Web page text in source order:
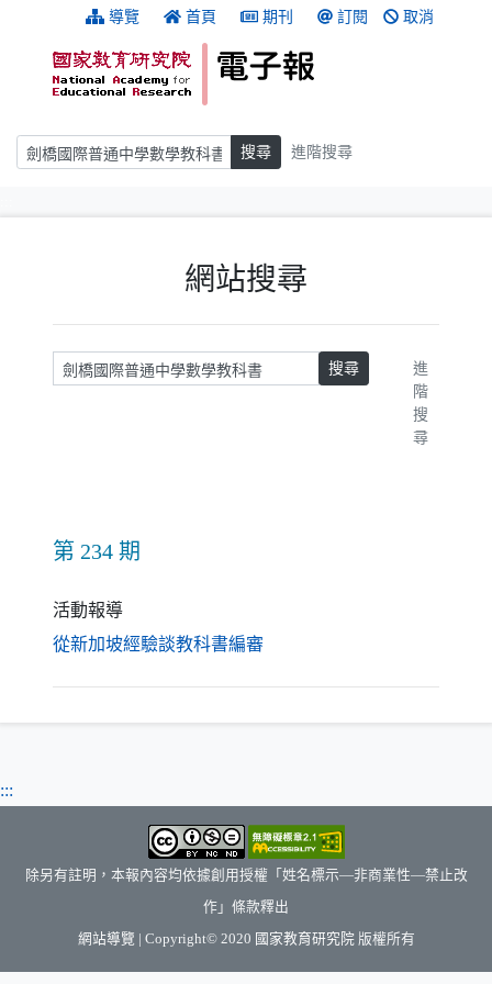
跳到主要內容 導覽 首頁 期刊 訂閱 取消
搜尋 搜尋 進階搜尋
網站搜尋
請輸入關鍵字 搜尋
進
階
搜
尋
第 234 期
活動報導
從新加坡經驗談教科書編審
:::
除另有註明，本報內容均依據創用授權「姓名標示—非商業性—禁止改
作」條款釋出
網站導覽 | Copyright© 2020 國家教育研究院（另開新視窗）
版權所有